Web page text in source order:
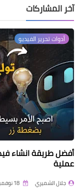
آخر المشاركات
أدوات تحرير الفيديو
أفضل طريقة انشاء
عملية
جلال الشميري